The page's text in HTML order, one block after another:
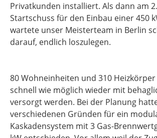
Privatkunden installiert. Als dann am
Startschuss für den Einbau einer 450
wartete unser Meisterteam in Berlin
darauf, endlich loszulegen.
80 Wohneinheiten und 310
schnell wie möglich wieder mit
versorgt werden. Bei der Planung
verschiedenen Gründen für ein
Kaskadensystem mit 3 Gas-